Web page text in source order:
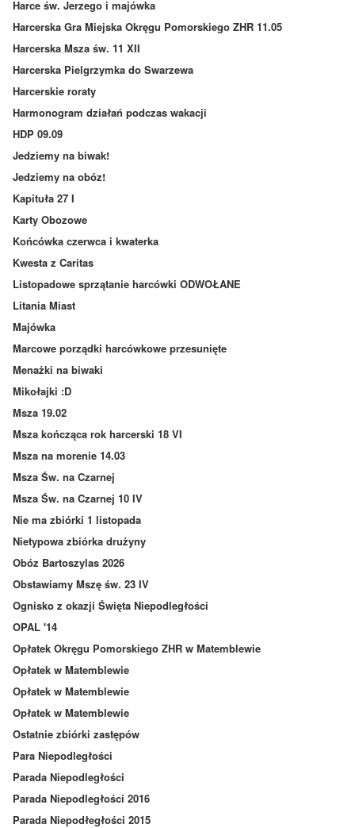
Harce św. Jerzego i majówka
Harcerska Gra Miejska Okręgu Pomorskiego ZHR 11.05
Harcerska Msza św. 11 XII
Harcerska Pielgrzymka do Swarzewa
Harcerskie roraty
Harmonogram działań podczas wakacji
HDP 09.09
Jedziemy na biwak!
Jedziemy na obóz!
Kapituła 27 I
Karty Obozowe
Końcówka czerwca i kwaterka
Kwesta z Caritas
Listopadowe sprzątanie harcówki ODWOŁANE
Litania Miast
Majówka
Marcowe porządki harcówkowe przesunięte
Menażki na biwaki
Mikołajki :D
Msza 19.02
Msza kończąca rok harcerski 18 VI
Msza na morenie 14.03
Msza Św. na Czarnej
Msza Św. na Czarnej 10 IV
Nie ma zbiórki 1 listopada
Nietypowa zbiórka drużyny
Obóz Bartoszylas 2026
Obstawiamy Mszę św. 23 IV
Ognisko z okazji Święta Niepodległości
OPAL '14
Opłatek Okręgu Pomorskiego ZHR w Matemblewie
Opłatek w Matemblewie
Opłatek w Matemblewie
Opłatek w Matemblewie
Ostatnie zbiórki zastępów
Para Niepodległości
Parada Niepodległości
Parada Niepodległości 2016
Parada Niepodłegłości 2015